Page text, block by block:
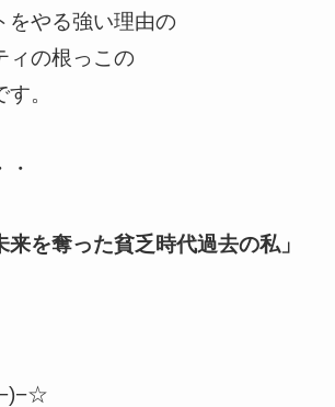
をやる強い理由の
ィの根っこの
。
来を奪った貧乏時代過去の私」